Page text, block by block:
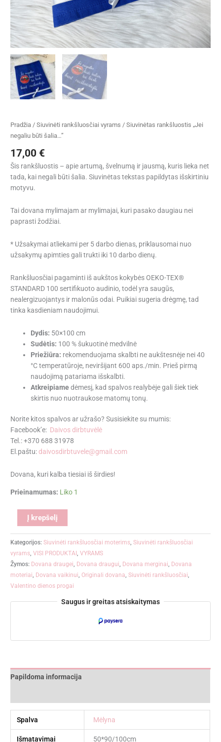
Pradžia /Siuvinėti rankšluosčiai vyrams / Siuvinėtas rankšluostis „Jei
negaliu būti šalia…”
17,00 €
Šis rankšluostis – apie artumą, švelnumą ir jausmą, kuris lieka net
tada, kai negali būti šalia. Siuvinėtas tekstas papildytas išskirtiniu
motyvu.
Tai dovana mylimajam ar mylimajai, kuri pasako daugiau nei
paprasti žodžiai.
* Užsakymai atliekami per 5 darbo dienas, priklausomai nuo
užsakymų apimties gali trukti iki 10 darbo dienų.
Rankšluosčiai pagaminti iš aukštos kokybės OEKO-TEX®
STANDARD 100 sertifikuoto audinio, todėl yra saugūs,
nealergizuojantys ir malonūs odai. Puikiai sugeria drėgmę, tad
tinka kasdieniam naudojimui.
Dydis: 50×100 cm
Sudėtis: 100 % šukuotinė medvilnė
Priežiūra: rekomenduojama skalbti ne aukštesnėje nei 40
°C temperatūroje, neviršijant 600 aps./min. Prieš pirmą
naudojimą patariama išskalbti.
Atkreipiamedėmesį, kad spalvos realybėje gali šiek tiek
skirtis nuo nuotraukose matomų tonų.
Norite kitos spalvos ar užrašo? Susisiekite su mumis:
Facebook’e: Daivos dirbtuvėlė
Tel.: +370 688 31978
El.paštu: daivosdirbtuvele@gmail.com
Dovana, kuri kalba tiesiai iš širdies!
Prieinamumas: Liko 1
Į krepšelį
Kategorijos:Siuvinėti rankšluosčiai moterims ,Siuvinėti rankšluosčiai
vyrams ,VISI PRODUKTAI ,VYRAMS
Žymos: Dovana draugei Dovana draugui Dovana merginai Dovana
moteriai Dovana vaikinui Originali dovana ,Siuvinėti rankšluosčiai
Valentino dienos progai
Saugus ir greitas atsiskaitymas
Papildoma informacija
Spalva Mėlyna
Išmatavimai 50*90/100cm